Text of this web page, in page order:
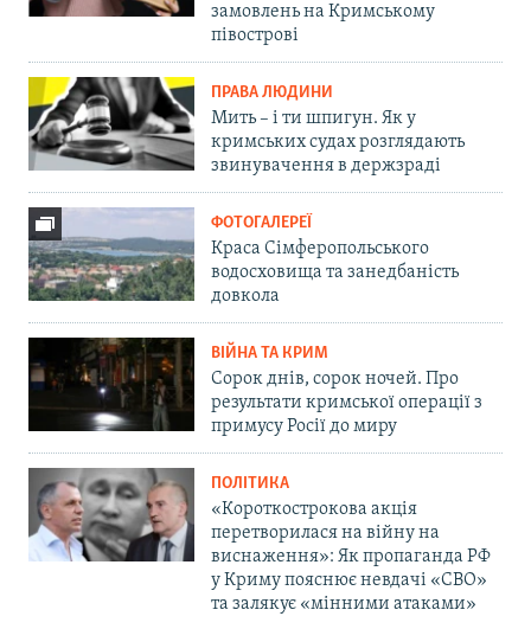
замовлень на Кримському
півострові
ПРАВА ЛЮДИНИ
Мить – і ти шпигун. Як у
кримських судах розглядають
звинувачення в держзраді
ФОТОГАЛЕРЕЇ
Краса Сімферопольського
водосховища та занедбаність
довкола
ВІЙНА ТА КРИМ
Сорок днів, сорок ночей. Про
результати кримської операції з
примусу Росії до миру
ПОЛІТИКА
«Короткострокова акція
перетворилася на війну на
виснаження»: Як пропаганда РФ
у Криму пояснює невдачі «СВО»
та залякує «мінними атаками»